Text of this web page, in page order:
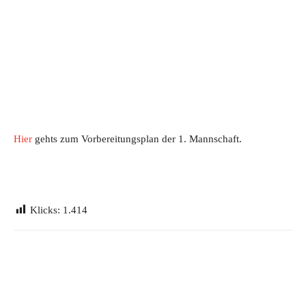
Hier gehts zum Vorbereitungsplan der 1. Mannschaft.
Klicks: 1.414